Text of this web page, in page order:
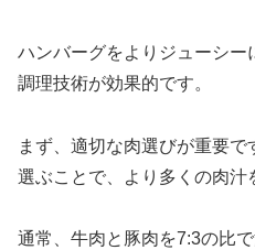
ハンバーグをよりジューシ
調理技術が効果的です。
まず、適切な肉選びが重要
選ぶことで、より多くの肉汁
通常、牛肉と豚肉を7:3の比